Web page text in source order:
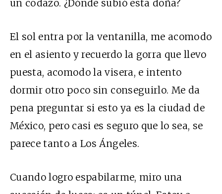
un codazo. ¿Dónde subió esta doña?
El sol entra por la ventanilla, me acomodo
en el asiento y recuerdo la gorra que llevo
puesta, acomodo la visera, e intento
dormir otro poco sin conseguirlo. Me da
pena preguntar si esto ya es la ciudad de
México, pero casi es seguro que lo sea, se
parece tanto a Los Ángeles.
Cuando logro espabilarme, miro una